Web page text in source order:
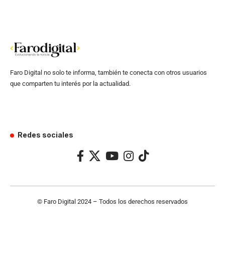
Faro Digital no solo te informa, también te conecta con otros usuarios
que comparten tu interés por la actualidad.
Redes sociales
© Faro Digital 2024 – Todos los derechos reservados